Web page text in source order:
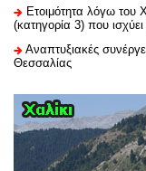
Ετοιμότητα λόγω του
(κατηγορία 3) που
Αναπτυξιακές
Θεσσαλίας